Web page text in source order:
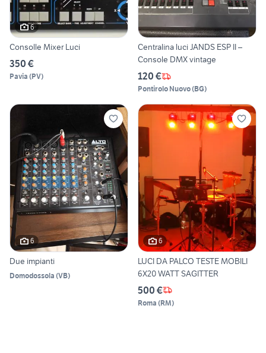
6
Consolle Mixer Luci
350 €
Pavia (PV)
Centralina luci JANDS ESP II –
Console DMX vintage
120 €
Pontirolo Nuovo(BG)
6
Due impianti
Domodossola (VB)
6
LUCI DA PALCO TESTE MOBILI
6X20 WATT SAGITTER
500 €
Roma (RM)